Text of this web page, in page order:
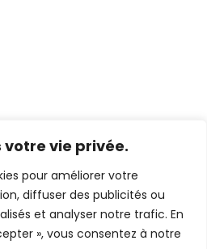
votre vie privée.
pour améliorer votre
diffuser des publicités ou
et analyser notre trafic. En
», vous consentez à notre
YOSOY studio